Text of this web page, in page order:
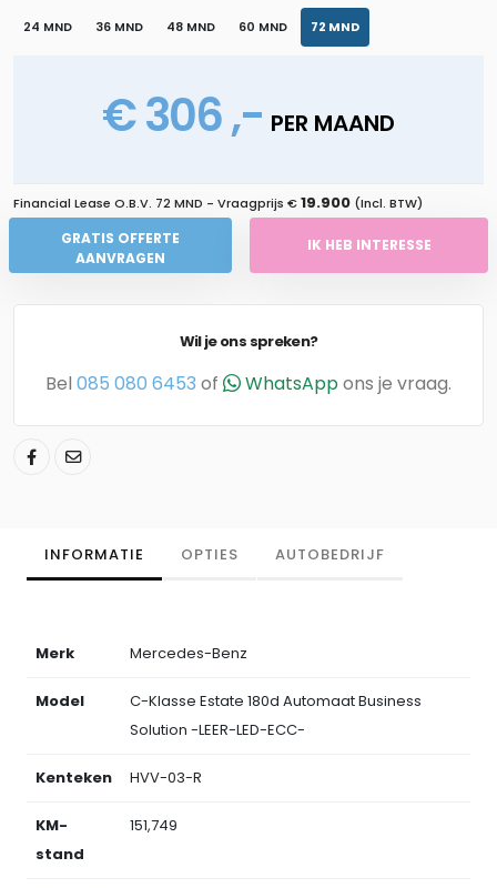
24 MND 36 MND 48 MND 60 MND 72 MND
€ 306 ,- PER MAAND
Financial Lease O.B.V. 72 MND - Vraagprijs €19.900 (Incl. BTW)
GRATIS OFFERTE
AANVRAGEN
IK HEB INTERESSE
Wil je ons spreken?
Bel 085 080 6453 of WhatsAppons je vraag.
INFORMATIE OPTIES AUTOBEDRIJF
Merk Mercedes-Benz
Model
C-Klasse Estate 180d Automaat Business
Solution -LEER-LED-ECC-
Kenteken HVV-03-R
KM-
stand
151,749